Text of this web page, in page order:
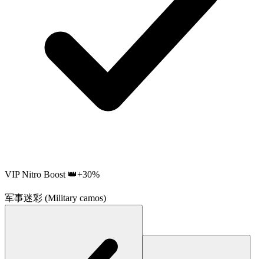
VIP Nitro Boost 👑+30%
军事迷彩 (Military camos)